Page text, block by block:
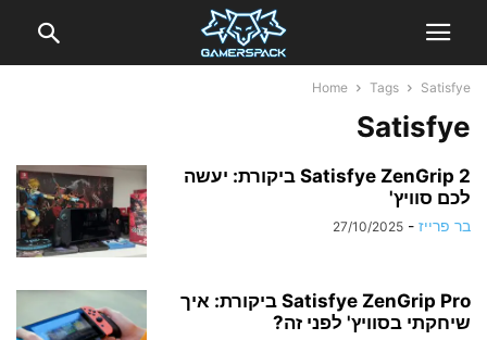
Home Tags Satisfye
Satisfye
Satisfye ZenGrip 2 ביקורת: יעשה
לכם סוויץ'
בר פרייז -
27/10/2025
Satisfye ZenGrip Pro ביקורת: איך
שיחקתי בסוויץ' לפני זה?